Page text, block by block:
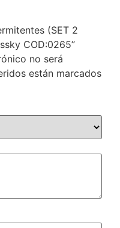
(SET 2
COD:0265”
no será
están marcados